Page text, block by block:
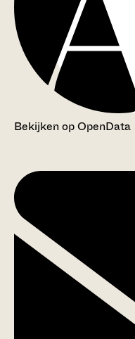
Bekijken op OpenData